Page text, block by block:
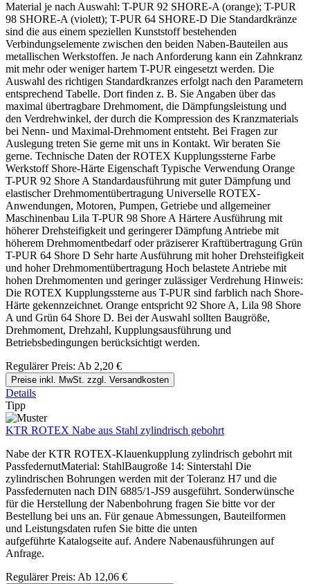
Material je nach Auswahl: T-PUR 92 SHORE-A (orange); T-PUR
98 SHORE-A (violett); T-PUR 64 SHORE-D Die Standardkränze
sind die aus einem speziellen Kunststoff bestehenden
Verbindungselemente zwischen den beiden Naben-Bauteilen aus
metallischen Werkstoffen. Je nach Anforderung kann ein Zahnkranz
mit mehr oder weniger hartem T-PUR eingesetzt werden. Die
Auswahl des richtigen Standardkranzes erfolgt nach den Parametern
entsprechend Tabelle. Dort finden z. B. Sie Angaben über das
maximal übertragbare Drehmoment, die Dämpfungsleistung und
den Verdrehwinkel, der durch die Kompression des Kranzmaterials
bei Nenn- und Maximal-Drehmoment entsteht. Bei Fragen zur
Auslegung treten Sie gerne mit uns in Kontakt. Wir beraten Sie
gerne. Technische Daten der ROTEX Kupplungssterne Farbe
Werkstoff Shore-Härte Eigenschaft Typische Verwendung Orange
T-PUR 92 Shore A Standardausführung mit guter Dämpfung und
elastischer Drehmomentübertragung Universelle ROTEX-
Anwendungen, Motoren, Pumpen, Getriebe und allgemeiner
Maschinenbau Lila T-PUR 98 Shore A Härtere Ausführung mit
höherer Drehsteifigkeit und geringerer Dämpfung Antriebe mit
höherem Drehmomentbedarf oder präziserer Kraftübertragung Grün
T-PUR 64 Shore D Sehr harte Ausführung mit hoher Drehsteifigkeit
und hoher Drehmomentübertragung Hoch belastete Antriebe mit
hohen Drehmomenten und geringer zulässiger Verdrehung Hinweis:
Die ROTEX Kupplungssterne aus T-PUR sind farblich nach Shore-
Härte gekennzeichnet. Orange entspricht 92 Shore A, Lila 98 Shore
A und Grün 64 Shore D. Bei der Auswahl sollten Baugröße,
Drehmoment, Drehzahl, Kupplungsausführung und
Betriebsbedingungen berücksichtigt werden.
Regulärer Preis: Ab 2,20 €
Preise inkl. MwSt. zzgl. Versandkosten
Details
Tipp
KTR ROTEX Nabe aus Stahl zylindrisch gebohrt
Nabe der KTR ROTEX-Klauenkupplung zylindrisch gebohrt mit
PassfedernutMaterial: StahlBaugroße 14: Sinterstahl Die
zylindrischen Bohrungen werden mit der Toleranz H7 und die
Passfedernuten nach DIN 6885/1-JS9 ausgeführt. Sonderwünsche
für die Herstellung der Nabenbohrung fragen Sie bitte vor der
Bestellung bei uns an. Für genaue Abmessungen, Bauteilformen
und Leistungsdaten rufen Sie bitte die unten
aufgeführte Katalogseite auf. Andere Nabenausführungen auf
Anfrage.
Regulärer Preis: Ab 12,06 €